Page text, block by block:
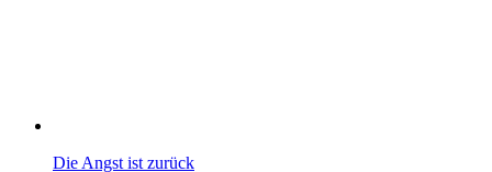
Die Angst ist zurück